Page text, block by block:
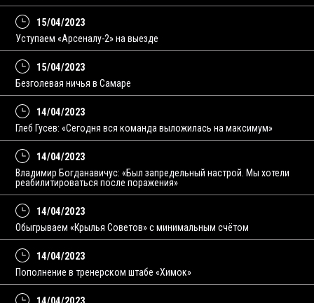
15/04/2023
Уступаем «Арсеналу-2» на выезде
15/04/2023
Безголевая ничья в Самаре
14/04/2023
Глеб Гусев: «Сегодня вся команда выложилась на максимум»
14/04/2023
Владимир Богданавичус: «Был запредельный настрой. Мы хотели
реабилитироваться после поражения»
14/04/2023
Обыгрываем «Крылья Советов» с минимальным счётом
14/04/2023
Пополнение в тренерском штабе «Химок»